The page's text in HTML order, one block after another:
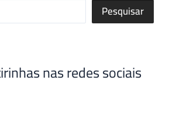
Pesquisar
nas redes sociais